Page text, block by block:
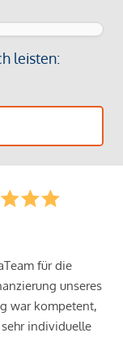
leisten:
für die
unseres
war kompetent,
individuelle